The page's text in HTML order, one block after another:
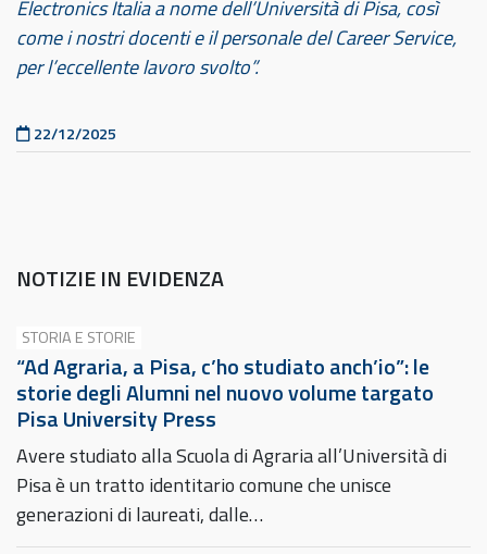
Pubblicato il
22/12/2025
Electronics Italia a nome dell’Università di Pisa, così
come i nostri docenti e il personale del Career Service,
per l’eccellente lavoro svolto”.
NOTIZIE IN EVIDENZA
STORIA E STORIE
“Ad Agraria, a Pisa, c’ho studiato anch’io”: le
storie degli Alumni nel nuovo volume targato
Pisa University Press
Avere studiato alla Scuola di Agraria all’Università di
Pisa è un tratto identitario comune che unisce
generazioni di laureati, dalle…